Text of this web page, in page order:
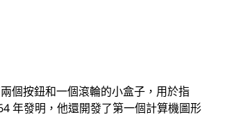
個按鈕和一個滾輪的小盒子，用於指
年發明，他還開發了第一個計算機圖形